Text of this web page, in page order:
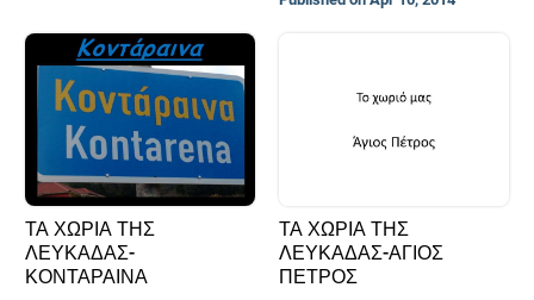
ΤΑ ΧΩΡΙΑ ΤΗΣ
ΛΕΥΚΑΔΑΣ-
ΚΟΝΤΑΡΑΙΝΑ
ΤΑ ΧΩΡΙΑ ΤΗΣ
ΛΕΥΚΑΔΑΣ-ΑΓΙΟΣ
ΠΕΤΡΟΣ